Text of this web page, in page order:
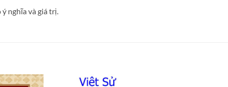
nghĩa và giá trị.